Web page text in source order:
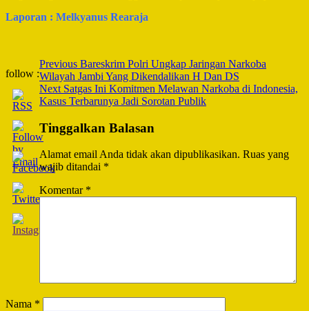
Laporan : Melkyanus Rearaja
follow :
Post
Navigation
Previous Bareskrim Polri Ungkap Jaringan Narkoba
Wilayah Jambi Yang Dikendalikan H Dan DS
Next Satgas Ini Komitmen Melawan Narkoba di Indonesia,
Kasus Terbarunya Jadi Sorotan Publik
Tinggalkan Balasan
Alamat email Anda tidak akan dipublikasikan. Ruas yang
wajib ditandai *
Komentar *
Nama *